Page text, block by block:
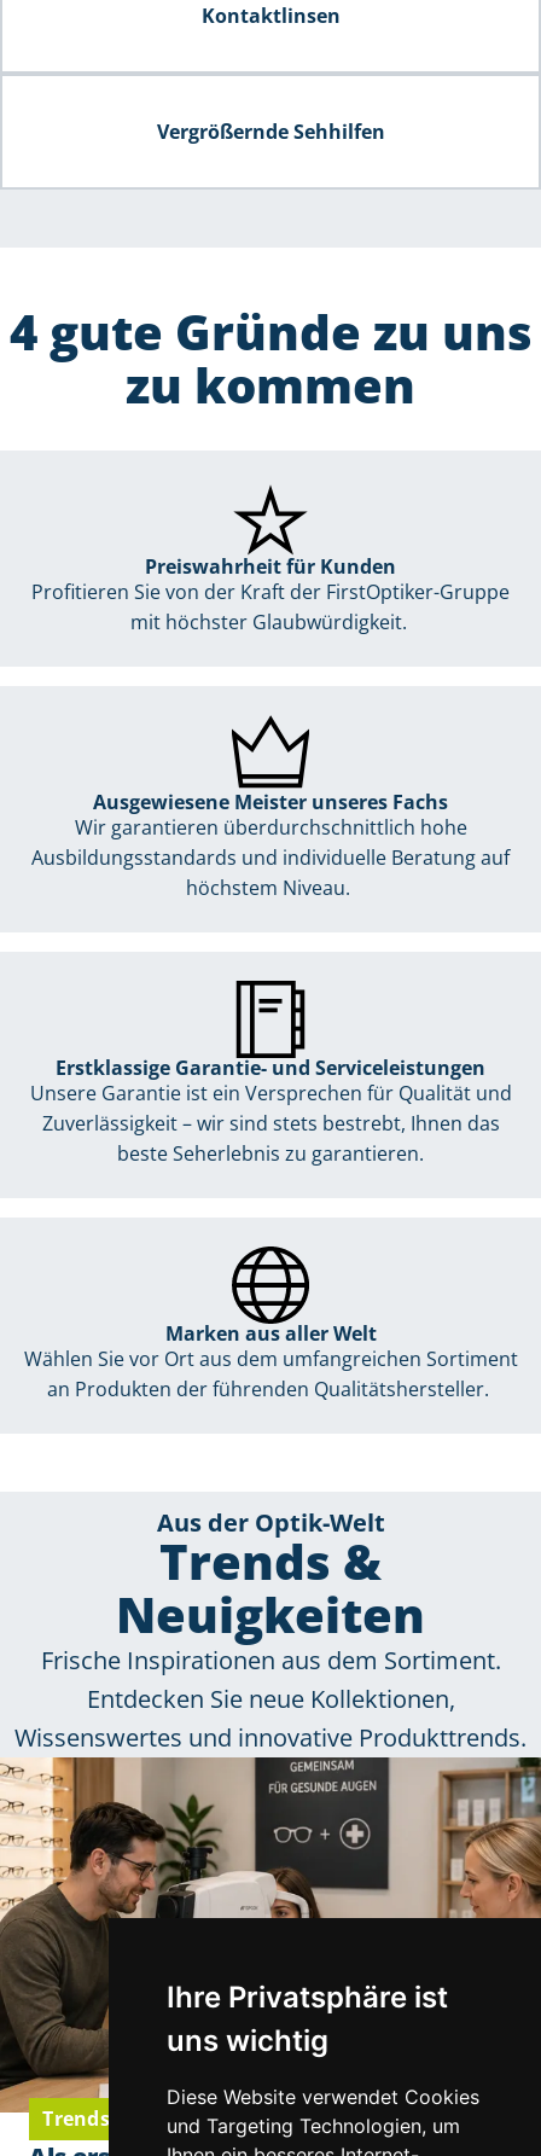
Ihre Privatsphäre ist
uns wichtig
Diese Website verwendet Cookies
und Targeting Technologien, um
Kontaktlinsen
Vergrößernde Sehhilfen
4 gute Gründe zu uns
zu kommen
Preiswahrheit für Kunden
Profitieren Sie von der Kraft der FirstOptiker-Gruppe
mit höchster Glaubwürdigkeit.
Ausgewiesene Meister unseres Fachs
Wir garantieren überdurchschnittlich hohe
Ausbildungsstandards und individuelle Beratung auf
höchstem Niveau.
Erstklassige Garantie- und Serviceleistungen
Unsere Garantie ist ein Versprechen für Qualität und
Zuverlässigkeit – wir sind stets bestrebt, Ihnen das
beste Seherlebnis zu garantieren.
Marken aus aller Welt
Wählen Sie vor Ort aus dem umfangreichen Sortiment
an Produkten der führenden Qualitätshersteller.
Aus der Optik-Welt
Trends &
Neuigkeiten
Frische Inspirationen aus dem Sortiment.
Entdecken Sie neue Kollektionen,
Wissenswertes und innovative Produkttrends.
Trends & Neuigkeiten